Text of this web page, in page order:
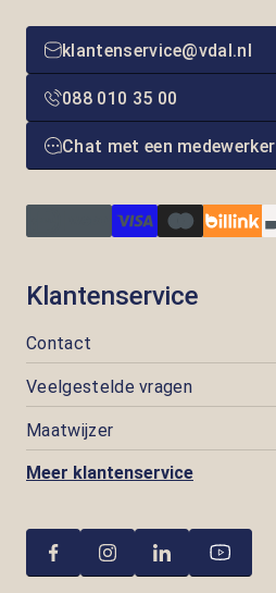
klantenservice@vdal.nl
088 010 35 00
Chat met een medewerker
Klantenservice
Contact
Veelgestelde vragen
Maatwijzer
Meer klantenservice